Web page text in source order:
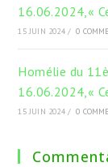
16.06.2024,«
15 JUIN 2024 / 0
Homélie du
16.06.2024,«
15 JUIN 2024 / 0